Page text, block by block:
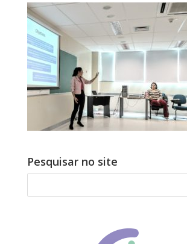
Pesquisar no site